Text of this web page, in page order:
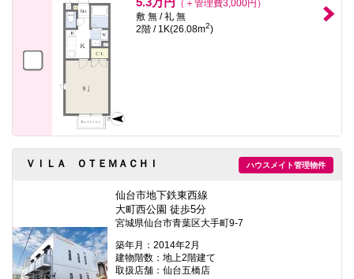
（＋管理費3,000円）
敷 無 / 礼 無
2階 / 1K(26.08m2)
ハウスメイト管理物件
ＶＩＬＡ ＯＴＥＭＡＣＨＩ
仙台市地下鉄東西線
大町西公園 徒歩5分
宮城県仙台市青葉区大手町9-7
築年月：2014年2月
建物階数：地上2階建て
取扱店舗：仙台五橋店